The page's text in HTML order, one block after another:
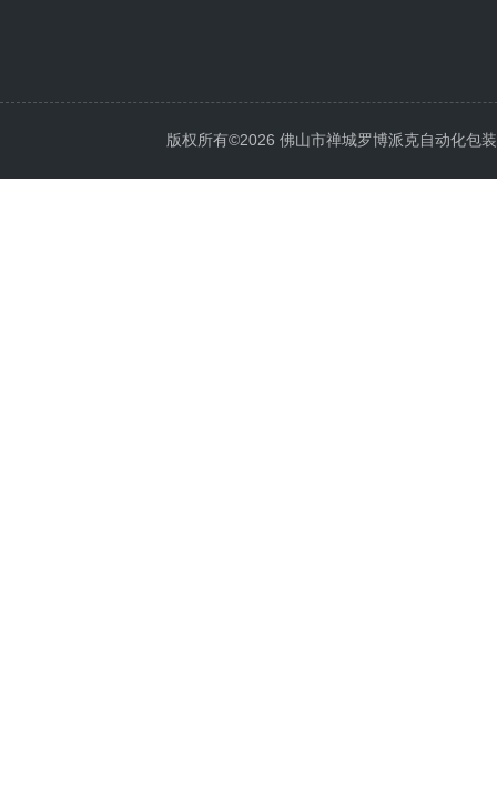
版权所有©2026 佛山市禅城罗博派克自动化